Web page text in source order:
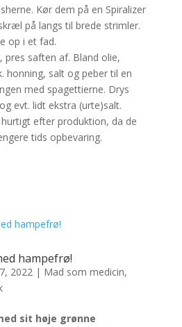
Kør dem på en Spiralizer
på langs til brede strimler.
op i et fad.
pres saften af. Bland olie,
honning, salt og peber til en
med spagettierne. Drys
evt. lidt ekstra (urte)salt.
efter produktion, da de
tids opbevaring.
hampefrø!
2022| Mad som medicin,
sit høje grønne